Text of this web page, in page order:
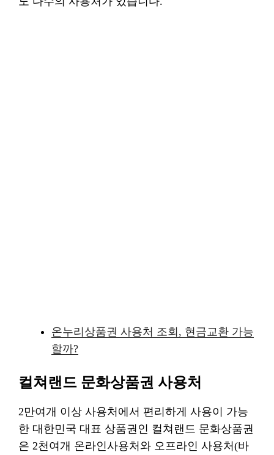
온누리상품권 사용처 조회, 현금교환 가능
할까?
컬쳐랜드 문화상품권 사용처
2만여개 이상 사용처에서 편리하게 사용이 가능
한 대한민국 대표 상품권인 컬쳐랜드 문화상품권
은 2천여개 온라인사용처와 오프라인 사용처(바